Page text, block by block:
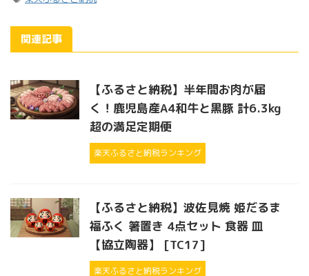
関連記事
【ふるさと納税】半年間お肉が届
く！鹿児島産A4和牛と黒豚 計6.3kg
超の満足定期便
楽天ふるさと納税ランキング
【ふるさと納税】波佐見焼 姫だるま
福ふく 箸置き 4点セット 食器 皿
【協立陶器】 [TC17]
楽天ふるさと納税ランキング